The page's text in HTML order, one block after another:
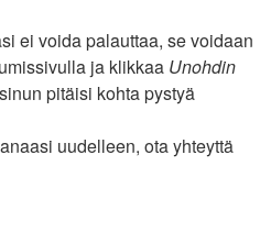
ei voida palauttaa, se voidaan
ja klikkaa Unohdin
pitäisi kohta pystyä
uudelleen, ota yhteyttä